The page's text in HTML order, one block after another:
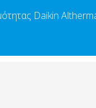
Daikin